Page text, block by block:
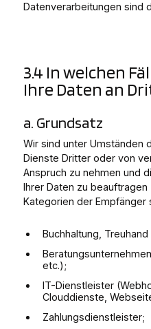
Datenverarbeitungen sind
3.4 In welchen
Ihre Daten an
a. Grundsatz
Wir sind unter Umständen
Dienste Dritter oder von
Anspruch zu nehmen und
Ihrer Daten zu
Kategorien der Empfänger
Buchhaltung,
etc.);
IT-Dienstleister
Clouddienste,
Zahlungsdienstleister;